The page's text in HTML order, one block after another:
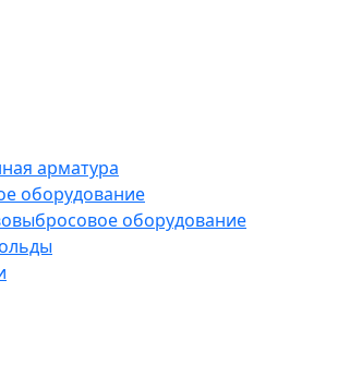
арматура
оборудование
оборудование